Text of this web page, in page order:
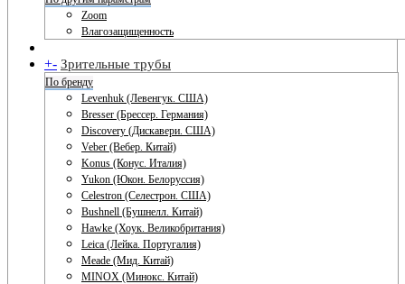
Zoom
Влагозащищенность
+- Зрительные трубы
По бренду
Levenhuk (Левенгук. США)
Bresser (Брессер. Германия)
Discovery (Дискавери. США)
Veber (Вебер. Китай)
Konus (Конус. Италия)
Yukon (Юкон. Белоруссия)
Celestron (Селестрон. США)
Bushnell (Бушнелл. Китай)
Hawke (Хоук. Великобритания)
Leica (Лейка. Португалия)
Meade (Мид. Китай)
MINOX (Минокс. Китай)